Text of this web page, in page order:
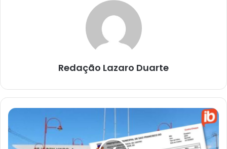
Redação Lazaro Duarte
Assessor
prefeitura
de